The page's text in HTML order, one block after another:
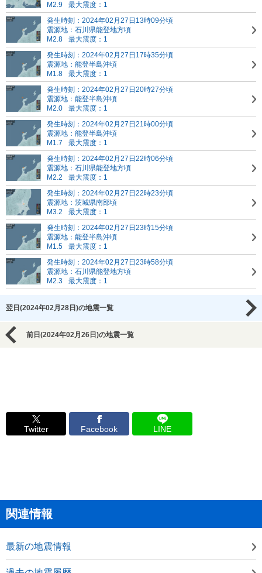
M2.9
最大震度：1
発生時刻：2024年02月27日13時09分頃
震源地：石川県能登地方頃
M2.8
最大震度：1
発生時刻：2024年02月27日17時35分頃
震源地：能登半島沖頃
M1.8
最大震度：1
発生時刻：2024年02月27日20時27分頃
震源地：能登半島沖頃
M2.0
最大震度：1
発生時刻：2024年02月27日21時00分頃
震源地：能登半島沖頃
M1.7
最大震度：1
発生時刻：2024年02月27日22時06分頃
震源地：石川県能登地方頃
M2.2
最大震度：1
発生時刻：2024年02月27日22時23分頃
震源地：茨城県南部頃
M3.2
最大震度：1
発生時刻：2024年02月27日23時15分頃
震源地：能登半島沖頃
M1.5
最大震度：1
発生時刻：2024年02月27日23時58分頃
震源地：石川県能登地方頃
M2.3
最大震度：1
翌日(2024年02月28日)の地震一覧
前日(2024年02月26日)の地震一覧
Twitter Facebook LINE
関連情報
最新の地震情報